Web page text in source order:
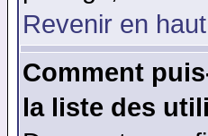
Revenir en haut
Comment
la liste des